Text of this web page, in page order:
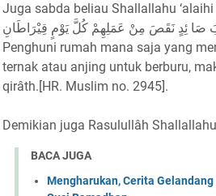
Juga sabda beliau Shallallahu
كَلبَ صَا ئِدٍ نَقَصَ مِنْ عَمَلِهِمْ كُلَّ يَوْمٍ قِيْرَاطَانِ
Penghuni rumah mana saja yang
ternak atau anjing untuk berburu,
qirâth.[HR. Muslim no. 2945].
Demikian juga Rasulullâh
BACA JUGA
Mengharukan, Cerita